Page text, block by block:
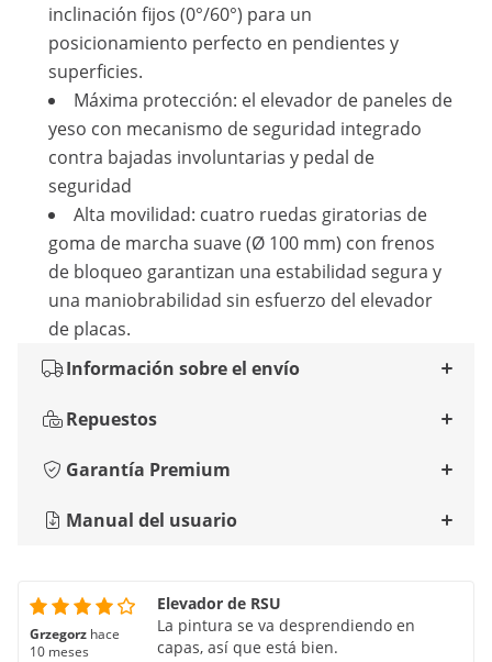
inclinación fijos (0°/60°) para un
posicionamiento perfecto en pendientes y
superficies.
Máxima protección: el elevador de paneles de
yeso con mecanismo de seguridad integrado
contra bajadas involuntarias y pedal de
seguridad
Alta movilidad: cuatro ruedas giratorias de
goma de marcha suave (Ø 100 mm) con frenos
de bloqueo garantizan una estabilidad segura y
una maniobrabilidad sin esfuerzo del elevador
de placas.
Información sobre el envío
Repuestos
Garantía Premium
Manual del usuario
Grzegorz hace
10 meses
Elevador de RSU
La pintura se va desprendiendo en
capas, así que está bien.